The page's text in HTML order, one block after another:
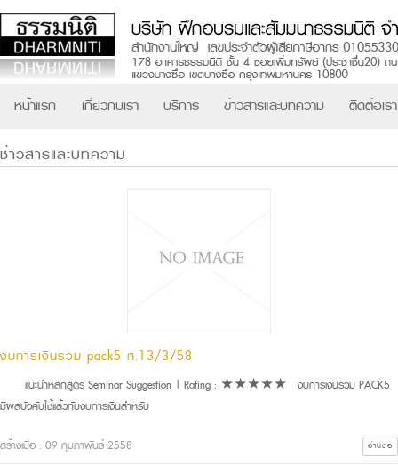
หน้าแรก เกี่ยวกับเรา บริการ ข่าวสารและบทความ ติดต่อเรา
ช่าวสารและบทความ
งบการเงินรวม pack5 ศ.13/3/58
แนะนำหลักสูตร Seminar Suggestion | Rating : ★★★★★ งบการเงินรวม PACK5
มีผลบังคับใช้แล้วกับงบการเงินสำหรับ
สร้างเมื่อ : 09 กุมภาพันธ์ 2558 อ่านต่อ